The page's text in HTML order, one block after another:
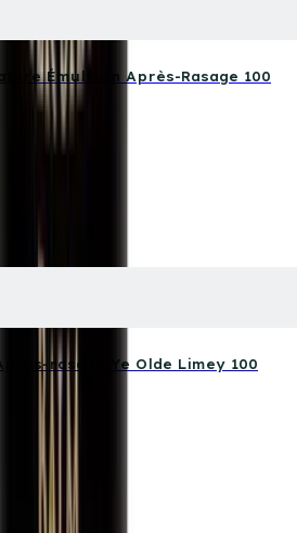
Émulsion Après-Rasage 100
rasage Ye Olde Limey 100